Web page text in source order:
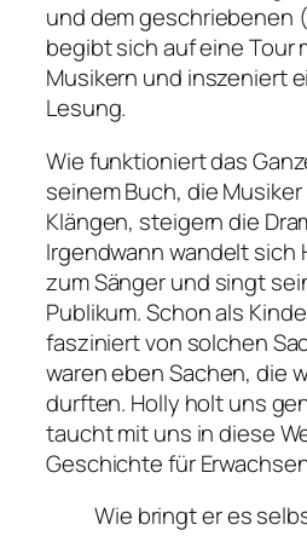
und dem geschriebenen
begibt sich auf eine Tour
Musikern und inszeniert
Lesung.
Wie funktioniert das
seinem Buch, die
Klängen, steigern die
Irgendwann wandelt sich
zum Sänger und singt
Publikum. Schon als
fasziniert von solchen
waren eben Sachen, die
durften. Holly holt uns
taucht mit uns in diese
Geschichte für
Wie bringt er es